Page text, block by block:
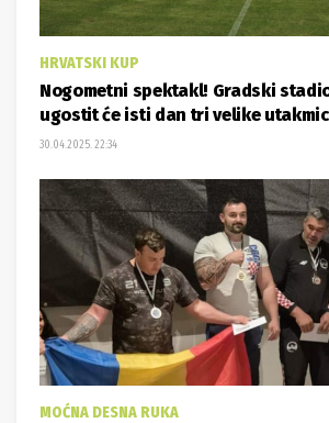
HRVATSKI KUP
Nogometni spektakl! Gradski
ugostit će isti dan tri velike
30.04.2025. 22:34
MOĆNA DESNA RUKA